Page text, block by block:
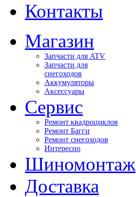
Контакты
Магазин
Запчасти для ATV
Запчасти для
снегоходов
Аккумуляторы
Аксессуары
Сервис
Ремонт квадроциклов
Ремонт Багги
Ремонт снегоходов
Интересно
Шиномонтаж
Доставка